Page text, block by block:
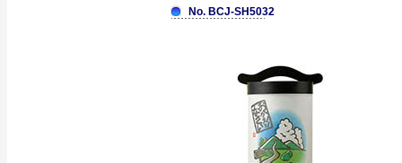
No. BCJ-SH5032